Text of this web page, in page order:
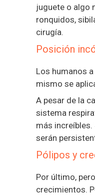
juguete o algo
ronquidos,
cirugía.
Posición
Los humanos
mismo se
A pesar de la
sistema
más
serán
Pólipos y
Por último,
crecimientos.